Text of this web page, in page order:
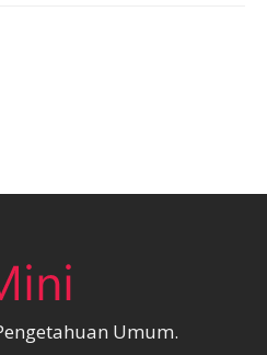
Umum.